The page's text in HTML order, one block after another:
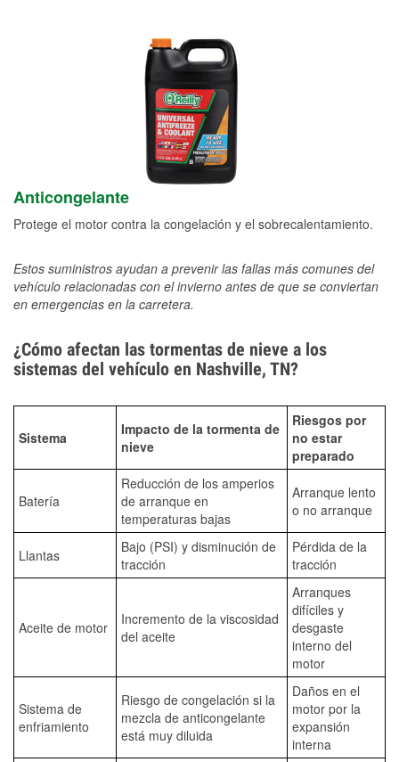
Anticongelante
Protege el motor contra la congelación y el sobrecalentamiento.
Estos suministros ayudan a prevenir las fallas más comunes del
vehículo relacionadas con el invierno antes de que se conviertan
en emergencias en la carretera.
¿Cómo afectan las tormentas de nieve a los
sistemas del vehículo en Nashville, TN?
Sistema
Impacto de la tormenta de
nieve
Riesgos por
no estar
preparado
Batería
Reducción de los amperios
de arranque en
temperaturas bajas
Arranque lento
o no arranque
Llantas
Bajo (PSI) y disminución de
tracción
Pérdida de la
tracción
Aceite de motor
Incremento de la viscosidad
del aceite
Arranques
difíciles y
desgaste
interno del
motor
Sistema de
enfriamiento
Riesgo de congelación si la
mezcla de anticongelante
está muy diluida
Daños en el
motor por la
expansión
interna